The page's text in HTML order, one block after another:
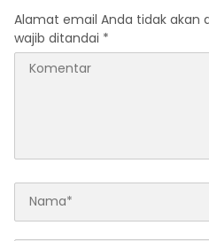
Alamat email Anda tidak akan
wajib ditandai *